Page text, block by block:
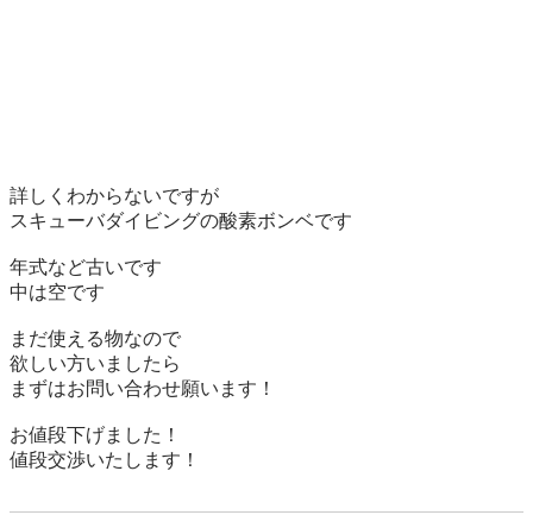
詳しくわからないですが
スキューバダイビングの酸素ボンベです
年式など古いです
中は空です
まだ使える物なので
欲しい方いましたら
まずはお問い合わせ願います！
お値段下げました！
値段交渉いたします！